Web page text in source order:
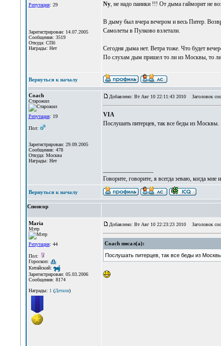
Репутация: 29
Зарегистрирован: 14.07.2005
Сообщения: 3519
Откуда: СПб
Награды: Нет
Ny, не надо паники !!! От дыма гайморит не
В дыму был вчера вечером и весь Питер.
Самолеты в Пулково взлетали.
Сегодня дыма нет. Ветра тоже. Что будет
По слухам дым пришел то ли из Москвы, то
Вернуться к началу
Coach
Старожил
Репутация: 19
Пол:
Зарегистрирован: 29.09.2005
Сообщения: 478
Откуда: Москва
Награды: Нет
Добавлено: Вт Авг 10 22:11:43 2010 Заголовок
VIA
Послушать питерцев, так все беды из Москвы.
Говорите, говорите, я всегда зеваю, когда мне
Вернуться к началу
Спонсор
Maria
Мэтр
Репутация: 44
Пол:
Гороскоп:
Китайский:
Зарегистрирован: 05.03.2006
Сообщения: 8174
Награды: 1(Детали)
Добавлено: Вт Авг 10 22:23:23 2010 Заголовок
Coach писал(а):
Послушать питерцев, так все беды из